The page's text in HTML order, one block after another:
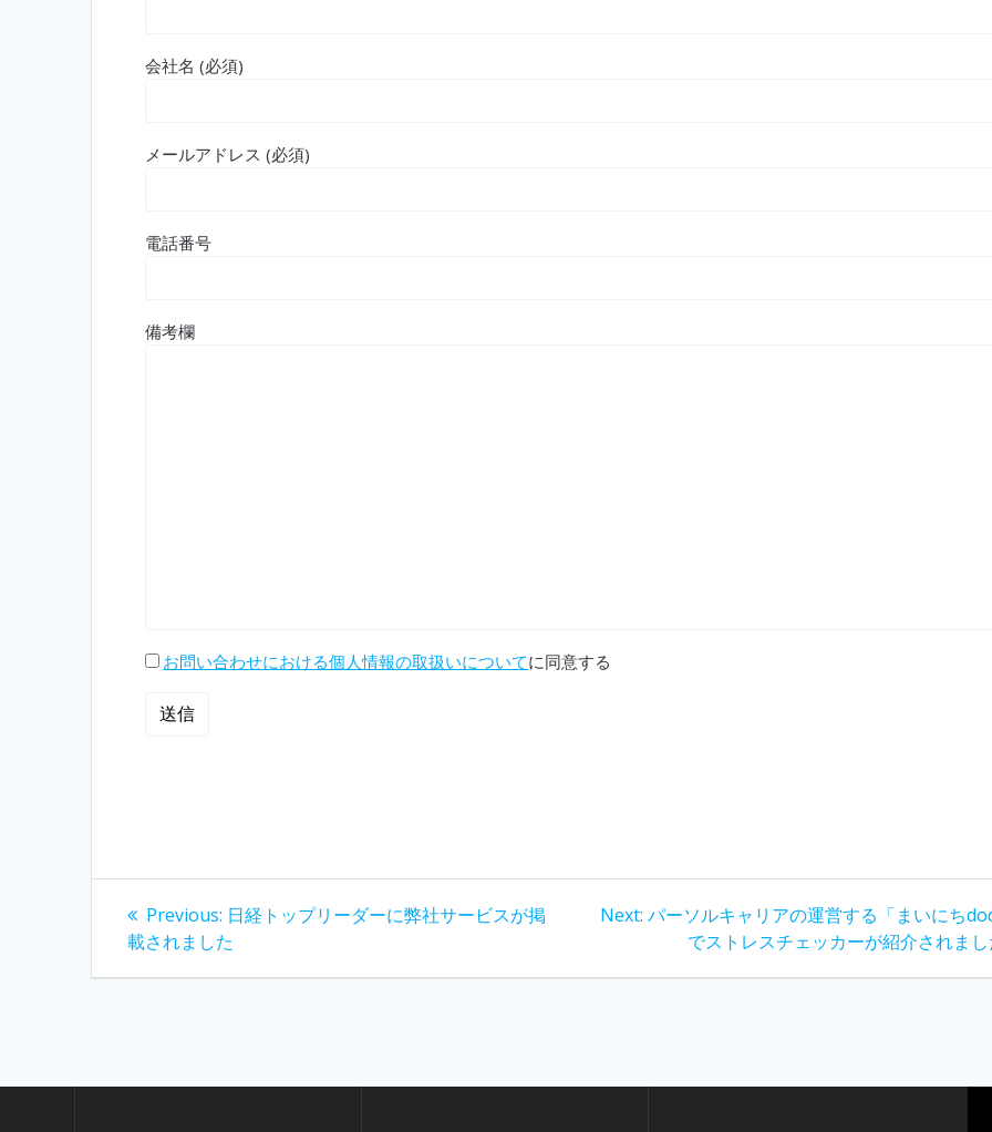
会社名 (必須)
メールアドレス (必須)
電話番号
備考欄
お問い合わせにおける個人情報の取扱いについてに同意する
投
稿
Previous: Previous
post:
日経トップリーダーに弊社サービスが掲
載されました
Next: Next
パーソルキャリアの運営する「まいにち
でストレスチェッカーが紹介されま